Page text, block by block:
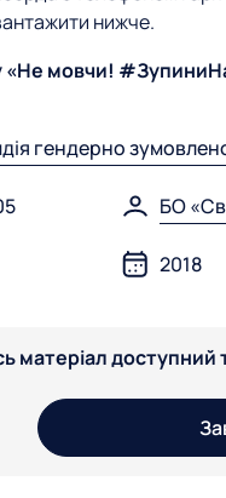
нижче.
«Не мовчи!
гендерно
БО
2018
матеріал доступний